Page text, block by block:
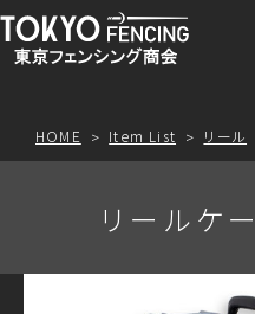
商品一覧
お問合わせ
HOME Item List リール
リールケ